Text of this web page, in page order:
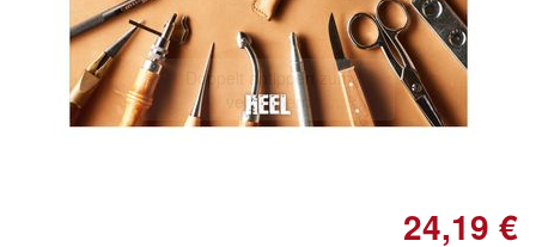
Doppelt antippen zum
vergrößern
24,19 €